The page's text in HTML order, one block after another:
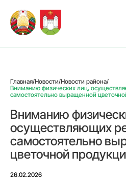
Главная/Новости/Новости района/
Вниманию физических лиц,
самостоятельно выращенной
Вниманию
осуществляющих
самостоятельно
цветочной
26.02.2026